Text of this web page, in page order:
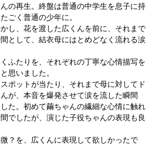
の再生。終盤は普通の中学生を息子に持
ごく普通の少年に。
し、花を渡した広くんを前に、それまで
として、結衣母にはとめどなく流れる涙
ふたりを、それぞれの丁寧な心情描写を
思いました。
ポットが当たり、それまで母に対してド
が、本音を爆発させて涙を流した瞬間
た。初めて繭ちゃんの繊細な心情に触れ
でしたが、演じた子役ちゃんの表現も良
？を、広くんに表現して欲しかったで